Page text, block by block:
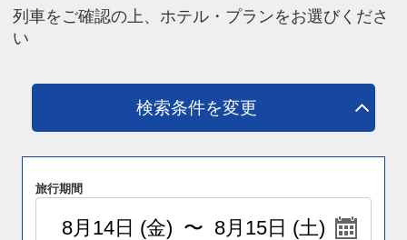
列車をご確認の上、ホテル・プランをお選びくださ
い
検索条件を変更
旅行期間